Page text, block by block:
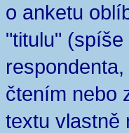
o anketu
"titulu"
čtením nebo
textu vlastně